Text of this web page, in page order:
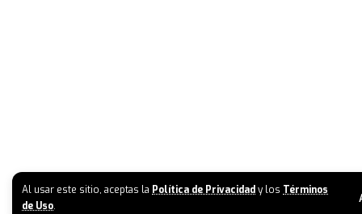
Al usar este sitio, aceptas la Política de Privacidad y los Términos
de Uso.